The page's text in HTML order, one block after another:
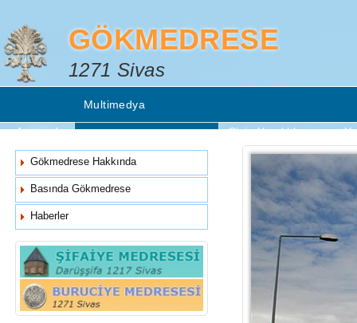
GÖKMEDRESE
1271 Sivas
Anasayfa
Multimedya
Video Arşivi
Sizin Yazdıklarınız
Gökmedrese Hakkında
Basında Gökmedrese
Haberler